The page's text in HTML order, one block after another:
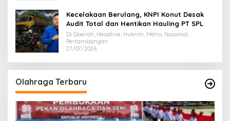
Kecelakaan Berulang, KNPI Konut Desak
Audit Total dan Hentikan Hauling PT SPL
Di Daerah, Headline, Hukrim, Metro, Nasional,
Pertambangan
27/07/2026
Olahraga Terbaru